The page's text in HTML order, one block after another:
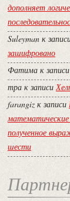
дополняет
Suleyman к
зашифровано
Фатима к записи
тра к записи
farangiz к записи
полученное
шести